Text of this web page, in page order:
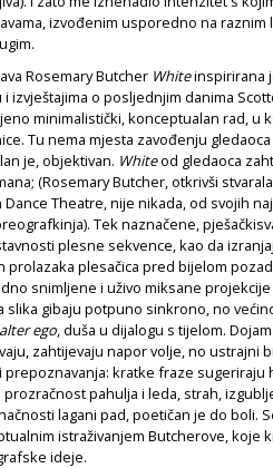
izvođenim usporedno na
Rosemary Butcher Whiteinspirirana
i izvještajima o posljednjim danima
minimalistički, konceptualan rad, u
Tu nema mjesta zavođenju
je, objektivan. Whiteod gledaoca
(Rosemary Butcher, otkrivši
Dance Theatre, nije nikada, od svojih
Tek naznačene,
plesne sekvence, kao da
prolazaka plesačica pred bijelom
snimljene i uživo miksane
slika gibaju potpuno sinkrono, no
alter ego , duša u dijalogu s tijelom.
zahtijevaju napor volje, no ustrajni
prepoznavanja: kratke fraze sugeriraju
pahulja i leda, strah,
lagani pad, poetičan je do boli.
istraživanjem Butcherove, koje
ideje.